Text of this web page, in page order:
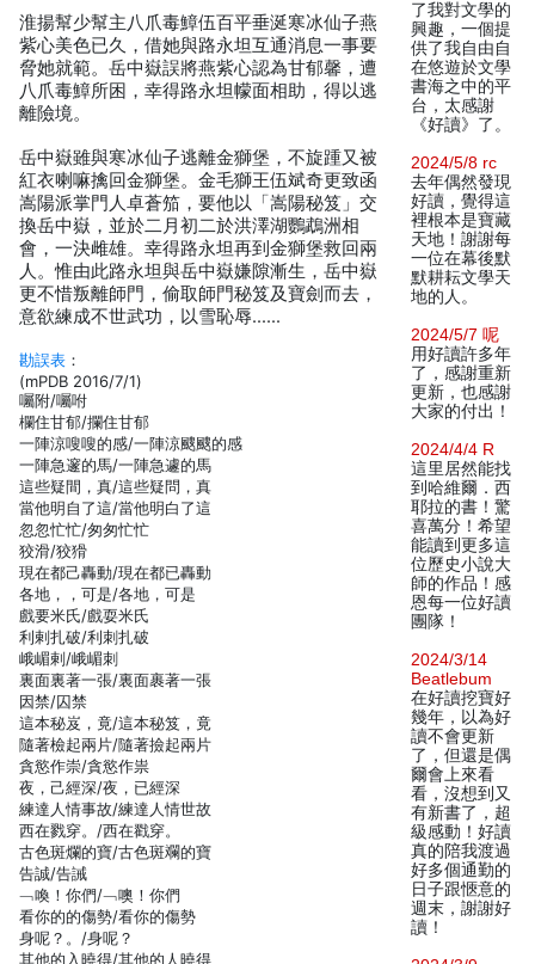
淮揚幫少幫主八爪毒鱆伍百平垂涎寒冰仙子燕
紫心美色已久，借她與路永坦互通消息一事要
脅她就範。岳中嶽誤將燕紫心認為甘郁馨，遭
八爪毒鱆所困，幸得路永坦幪面相助，得以逃
離險境。
岳中嶽雖與寒冰仙子逃離金獅堡，不旋踵又被
紅衣喇嘛擒回金獅堡。金毛獅王伍斌奇更致函
嵩陽派掌門人卓蒼笳，要他以「嵩陽秘笈」交
換岳中嶽，並於二月初二於洪澤湖鸚鵡洲相
會，一決雌雄。幸得路永坦再到金獅堡救回兩
人。惟由此路永坦與岳中嶽嫌隙漸生，岳中嶽
更不惜叛離師門，偷取師門秘笈及寶劍而去，
意欲練成不世武功，以雪恥辱……
勘誤表 ：
(mPDB 2016/7/1)
囑附/囑咐
欄住甘郁/攔住甘郁
一陣涼嗖嗖的感/一陣涼颼颼的感
一陣急邃的馬/一陣急遽的馬
這些疑間，真/這些疑問，真
當他明自了這/當他明白了這
忽忽忙忙/匆匆忙忙
狡滑/狡猾
現在都己轟動/現在都已轟動
各地，，可是/各地，可是
戲要米氏/戲耍米氏
利剌扎破/利刺扎破
峨嵋剌/峨嵋刺
裏面裏著一張/裏面裹著一張
因禁/囚禁
這本秘岌，竟/這本秘笈，竟
隨著檢起兩片/隨著撿起兩片
貪慾作崇/貪慾作祟
夜，己經深/夜，已經深
練達人情事故/練達人情世故
西在戮穿。/西在戳穿。
古色斑爛的寶/古色斑斕的寶
告誠/告誡
﹁喚！你們/﹁噢！你們
看你的的傷勢/看你的傷勢
身呢？。/身呢？
其他的入曉得/其他的人曉得
了我對文學的
興趣，一個提
供了我自由自
在悠遊於文學
書海之中的平
台，太感謝
《好讀》了。
2024/5/8 rc
去年偶然發現
好讀，覺得這
裡根本是寶藏
天地！謝謝每
一位在幕後默
默耕耘文學天
地的人。
2024/5/7 呢
用好讀許多年
了，感謝重新
更新，也感謝
大家的付出！
2024/4/4 R
這里居然能找
到哈維爾．西
耶拉的書！驚
喜萬分！希望
能讀到更多這
位歷史小說大
師的作品！感
恩每一位好讀
團隊！
2024/3/14
Beatlebum
在好讀挖寶好
幾年，以為好
讀不會更新
了，但還是偶
爾會上來看
看，沒想到又
有新書了，超
級感動！好讀
真的陪我渡過
好多個通勤的
日子跟愜意的
週末，謝謝好
讀！